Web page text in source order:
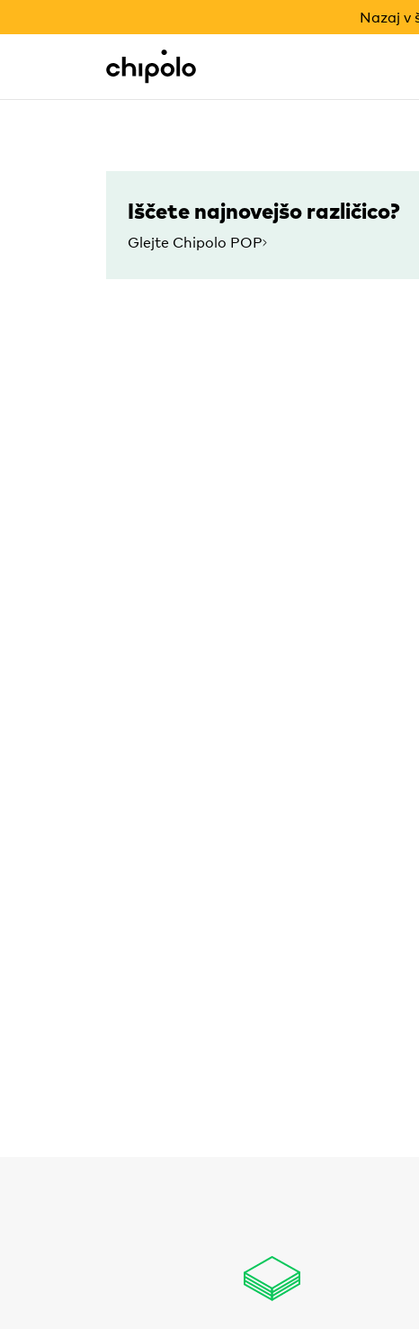
Nazaj v
Chipolo - Home page
Integracije
Iščete najnovejšo različico?
Glejte Chipolo POP